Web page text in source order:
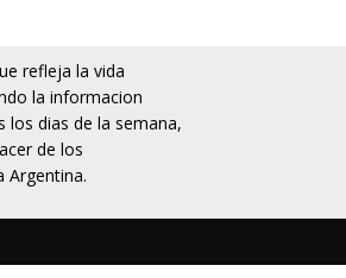
refleja la vida
la informacion
los dias de la semana,
de los
Argentina.